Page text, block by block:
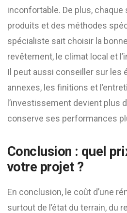
inconfortable. De plus,
produits et des méthodes
spécialiste sait choisir la
revêtement, le climat local et
Il peut aussi conseiller sur les
annexes, les finitions et
l’investissement devient plus
conserve ses performances
Conclusion : quel
votre projet ?
En conclusion, le coût d’une
surtout de l’état du terrain, du